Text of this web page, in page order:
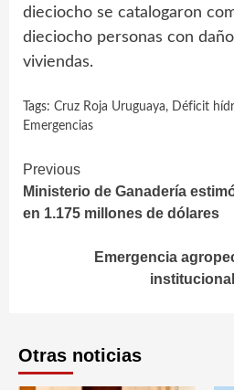
dieciocho se catalogaron
dieciocho personas con
viviendas.
Tags: Cruz Roja Uruguaya, Déficit
Emergencias
Continue
Reading
Previous
Ministerio de Ganadería
en 1.175 millones de dólares
Emergencia
Otras noticias